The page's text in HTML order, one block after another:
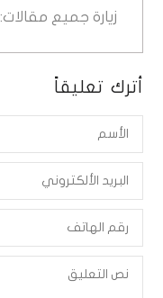
زيارة جميع مقالات:
أترك تعليقاً